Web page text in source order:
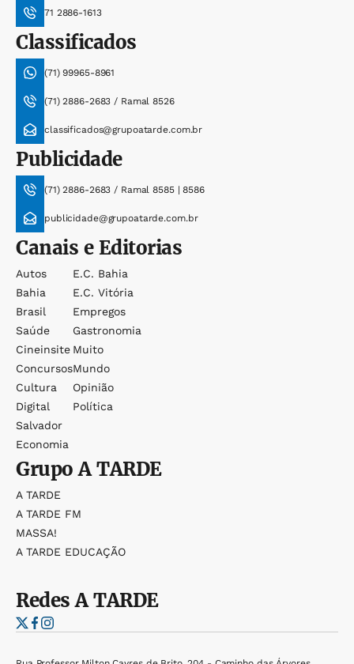
71 2886-1613
Classificados
(71) 99965-8961
(71) 2886-2683 / Ramal 8526
classificados@grupoatarde.com.br
Publicidade
(71) 2886-2683 / Ramal 8585 | 8586
publicidade@grupoatarde.com.br
Canais e Editorias
Autos
Bahia
Brasil
Saúde
Cineinsite
Concursos
Cultura
Digital
Salvador
Economia
E.c. Bahia
E.c. Vitória
Empregos
Gastronomia
Muito
Mundo
Opinião
Política
GrupoA TARDE
A TARDE
A TARDE FM
MASSA!
A TARDE EDUCAÇÃO
RedesA TARDE